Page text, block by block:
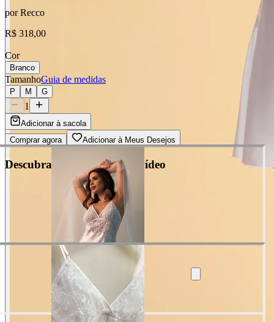
porRecco
R$ 318,00
Cor
Branco
TamanhoGuia de medidas
P M G
1
Adicionar à sacola
Comprar agora
Adicionar à Meus Desejos
Descubra cada detalhe em vídeo